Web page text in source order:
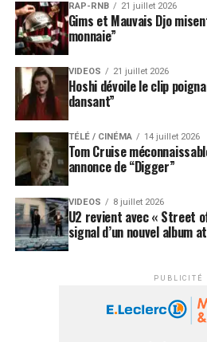
RAP-RNB 21 juillet 2026
Gims et Mauvais Djo
monnaie”
VIDEOS 21 juillet 2026
Hoshi dévoile le clip
dansant”
TÉLÉ / CINÉMA 14 juillet 2026
Tom Cruise
annonce de “Digger”
VIDEOS 8 juillet 2026
U2 revient avec « Street
signal d’un nouvel album
PUBLICITÉ